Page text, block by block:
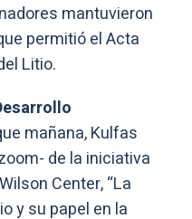
mantuvieron
permitió el Acta
Litio.
mañana, Kulfas
de la iniciativa
Center, “La
y su papel en la